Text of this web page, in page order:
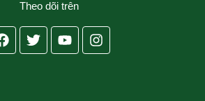
Theo dõi trên
Facebook
TwitterYoutubeInstagram